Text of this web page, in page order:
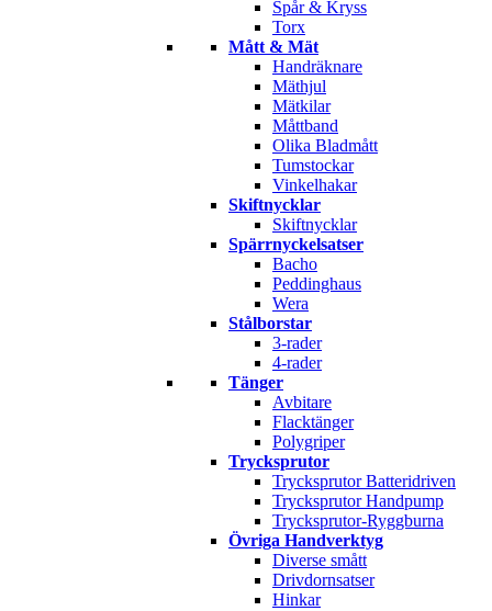
Spår & Kryss
Torx
Mått & Mät
Handräknare
Mäthjul
Mätkilar
Måttband
Olika Bladmått
Tumstockar
Vinkelhakar
Skiftnycklar
Skiftnycklar
Spärrnyckelsatser
Bacho
Peddinghaus
Wera
Stålborstar
3-rader
4-rader
Tänger
Avbitare
Flacktänger
Polygriper
Trycksprutor
Trycksprutor Batteridriven
Trycksprutor Handpump
Trycksprutor-Ryggburna
Övriga Handverktyg
Diverse smått
Drivdornsatser
Hinkar